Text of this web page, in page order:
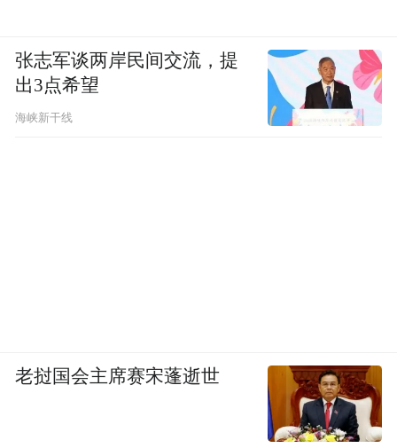
张志军谈两岸民间交流，提
出3点希望
海峡新干线
老挝国会主席赛宋蓬逝世